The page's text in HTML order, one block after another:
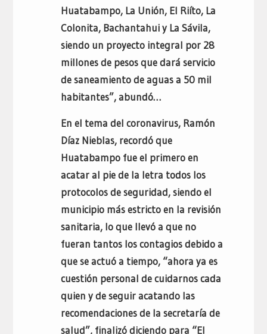
Huatabampo, La Unión, El Riíto, La
Colonita, Bachantahui y La Sávila,
siendo un proyecto integral por 28
millones de pesos que dará servicio
de saneamiento de aguas a 50 mil
habitantes”, abundó…
En el tema del coronavirus, Ramón
Díaz Nieblas, recordó que
Huatabampo fue el primero en
acatar al pie de la letra todos los
protocolos de seguridad, siendo el
municipio más estricto en la revisión
sanitaria, lo que llevó a que no
fueran tantos los contagios debido a
que se actuó a tiempo, “ahora ya es
cuestión personal de cuidarnos cada
quien y de seguir acatando las
recomendaciones de la secretaría de
salud”, finalizó diciendo para “El